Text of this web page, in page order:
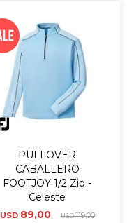
PULLOVER
CABALLERO
FOOTJOY 1/2 Zip -
Celeste
USD 89,00 USD119,00